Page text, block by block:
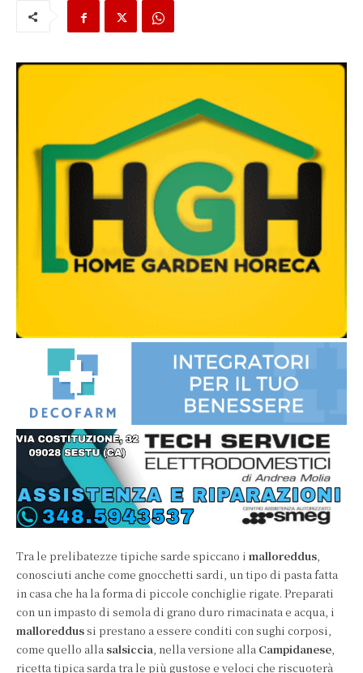
Tra le prelibatezze tipiche sarde spiccano i malloreddus,
conosciuti anche come gnocchetti sardi, un tipo di pasta fatta
in casa che ha la forma di piccole conchiglie rigate. Preparati
con un impasto di semola di grano duro rimacinata e acqua, i
malloreddussi prestano a essere conditi con sughi corposi,
come quello alla salsiccia, nella versione alla Campidanese,
ricetta tipica sarda tra le più gustose e veloci che riscuoterà